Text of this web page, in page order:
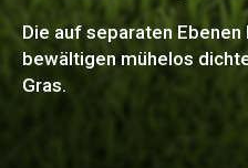
Die auf separaten
bewältigen mühelos
Gras.